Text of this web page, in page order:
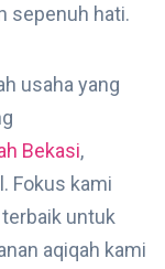
sepenuh hati.
usaha yang
Bekasi,
Fokus kami
untuk
aqiqah kami